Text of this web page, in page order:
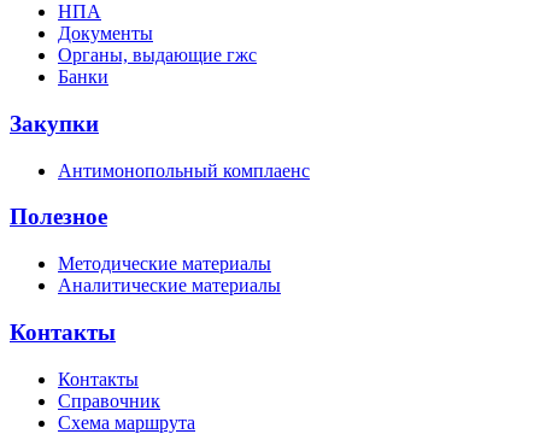
НПА
Документы
Органы, выдающие гжс
Банки
Закупки
Антимонопольный комплаенс
Полезное
Методические материалы
Аналитические материалы
Контакты
Контакты
Справочник
Схема маршрута